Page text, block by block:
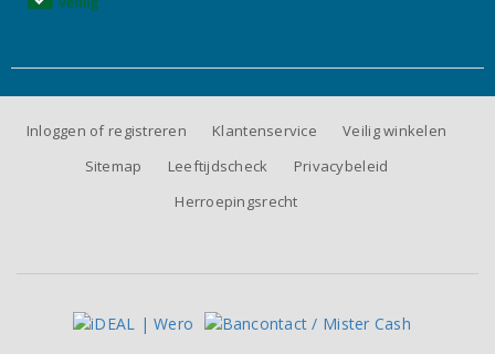
Inloggen of registreren Klantenservice
Veilig winkelen
Sitemap
Leeftijdscheck
Privacybeleid
Herroepingsrecht